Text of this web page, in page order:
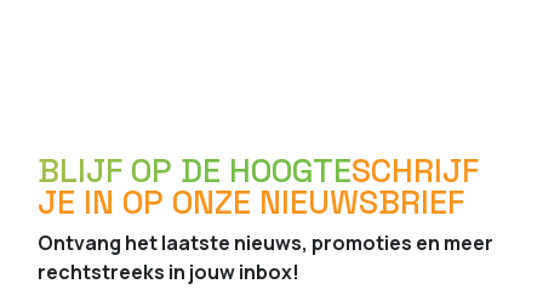
BLIJF OP DE HOOGTESCHRIJF
JE IN OP ONZE NIEUWSBRIEF
Ontvang het laatste nieuws, promoties en meer
rechtstreeks in jouw inbox!